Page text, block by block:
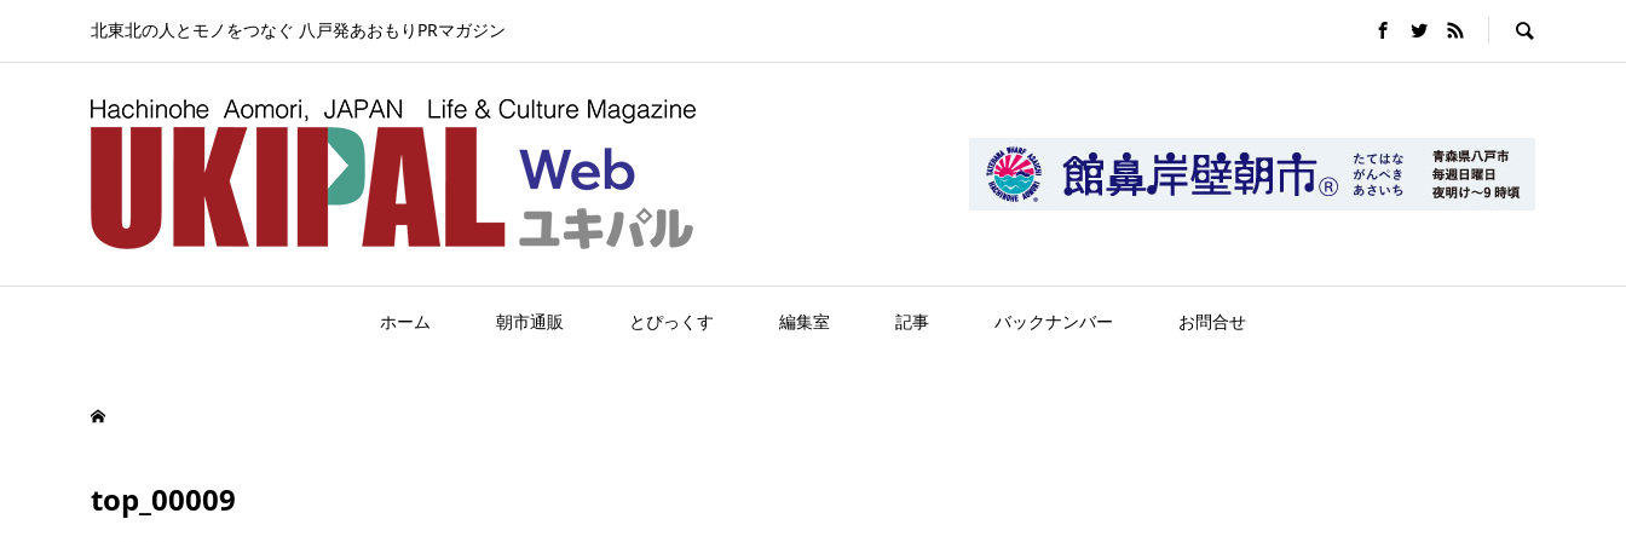
北東北の人とモノをつなぐ 八戸発あおもりPRマガジン
ホーム 朝市通販 とぴっくす 編集室 記事 バックナンバー お問合せ
top_00009